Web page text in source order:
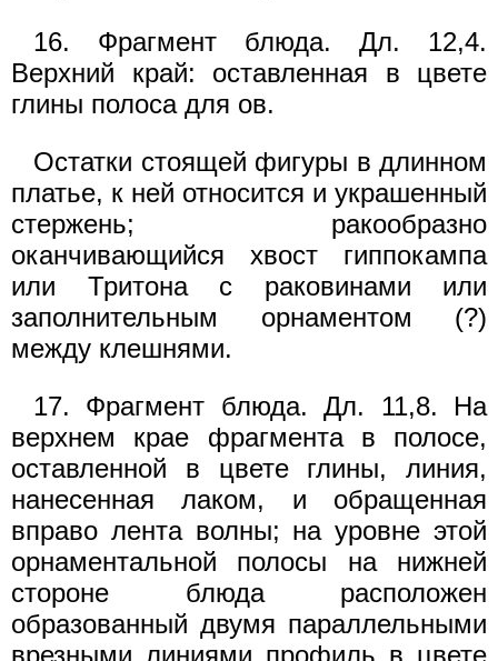
16. Фрагмент блюда. Дл. 12,4.
Верхний край: оставленная в цвете
глины полоса для ов.
Остатки стоящей фигуры в длинном
платье, к ней относится и украшенный
стержень; ракообразно
оканчивающийся хвост гиппокампа
или Тритона с раковинами или
заполнительным орнаментом (?)
между клешнями.
17. Фрагмент блюда. Дл. 11,8. На
верхнем крае фрагмента в полосе,
оставленной в цвете глины, линия,
нанесенная лаком, и обращенная
вправо лента волны; на уровне этой
орнаментальной полосы на нижней
стороне блюда расположен
образованный двумя параллельными
врезными линиями профиль в цвете